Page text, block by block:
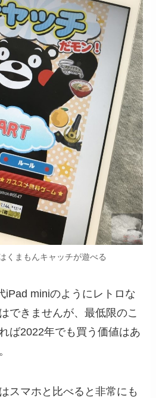
くまもんキャッチが遊べる
iPad miniのようにレトロな
できませんが、最低限のこ
ば2022年でも買う価値はあ
スマホと比べると非常にも